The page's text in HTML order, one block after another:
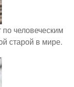
человеческим
старой в мире.